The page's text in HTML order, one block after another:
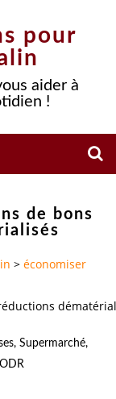
pour
aider à
!
de bons
> économiser
, Supermarché,
ODR